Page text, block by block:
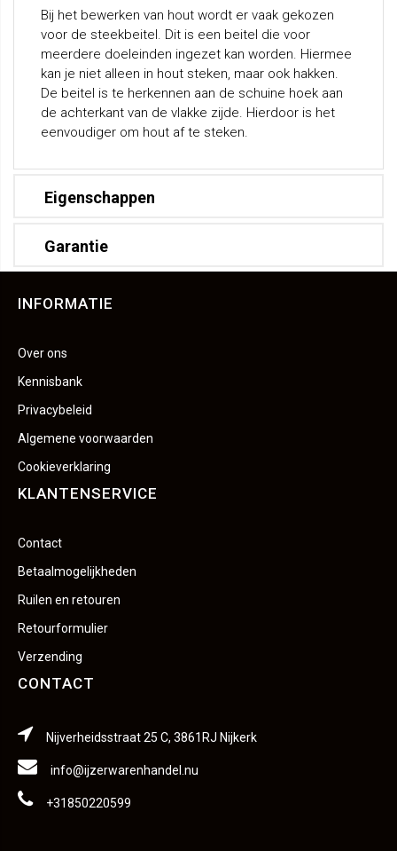
Bij het bewerken van hout wordt er vaak gekozen
voor de steekbeitel. Dit is een beitel die voor
meerdere doeleinden ingezet kan worden. Hiermee
kan je niet alleen in hout steken, maar ook hakken.
De beitel is te herkennen aan de schuine hoek aan
de achterkant van de vlakke zijde. Hierdoor is het
eenvoudiger om hout af te steken.
Eigenschappen
Garantie
INFORMATIE
Over ons
Kennisbank
Privacybeleid
Algemene voorwaarden
Cookieverklaring
KLANTENSERVICE
Contact
Betaalmogelijkheden
Ruilen en retouren
Retourformulier
Verzending
CONTACT
Nijverheidsstraat 25 C, 3861RJ Nijkerk
info@ijzerwarenhandel.nu
+31850220599